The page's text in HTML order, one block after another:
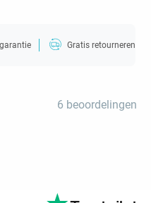
Gratis retourneren
6 beoordelingen